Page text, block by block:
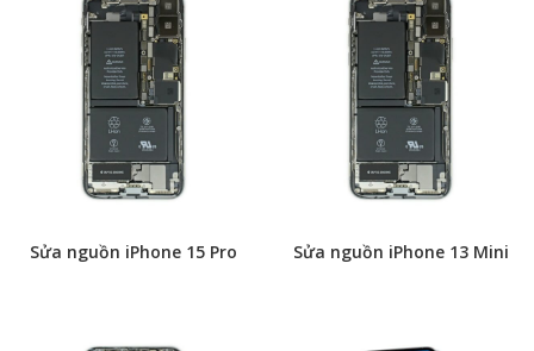
Sửa nguồn iPhone 15 Pro Sửa nguồn iPhone 13 Mini